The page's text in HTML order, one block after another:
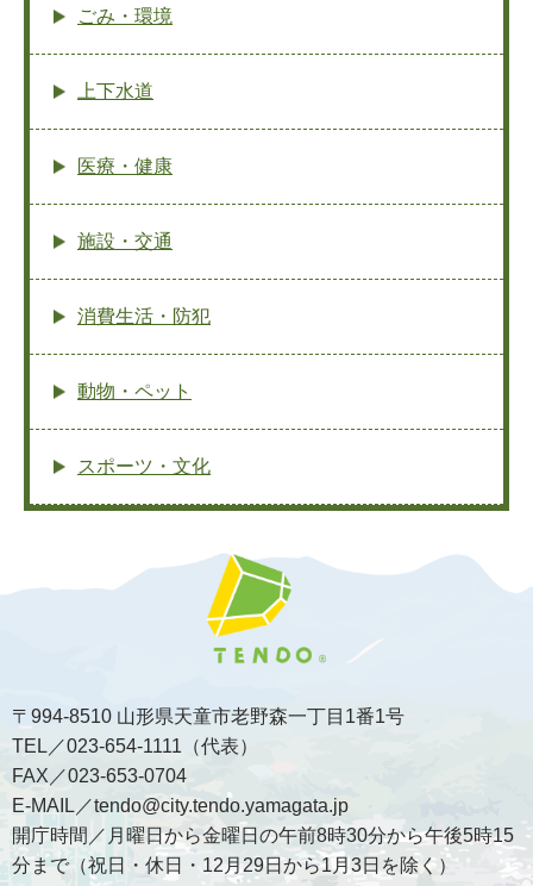
ごみ・環境
上下水道
医療・健康
施設・交通
消費生活・防犯
動物・ペット
スポーツ・文化
〒994-8510 山形県天童市老野森一丁目1番1号
TEL／023-654-1111（代表）
FAX／023-653-0704
E-MAIL／tendo@city.tendo.yamagata.jp
開庁時間／月曜日から金曜日の午前8時30分から午後5時15
分まで（祝日・休日・12月29日から1月3日を除く）